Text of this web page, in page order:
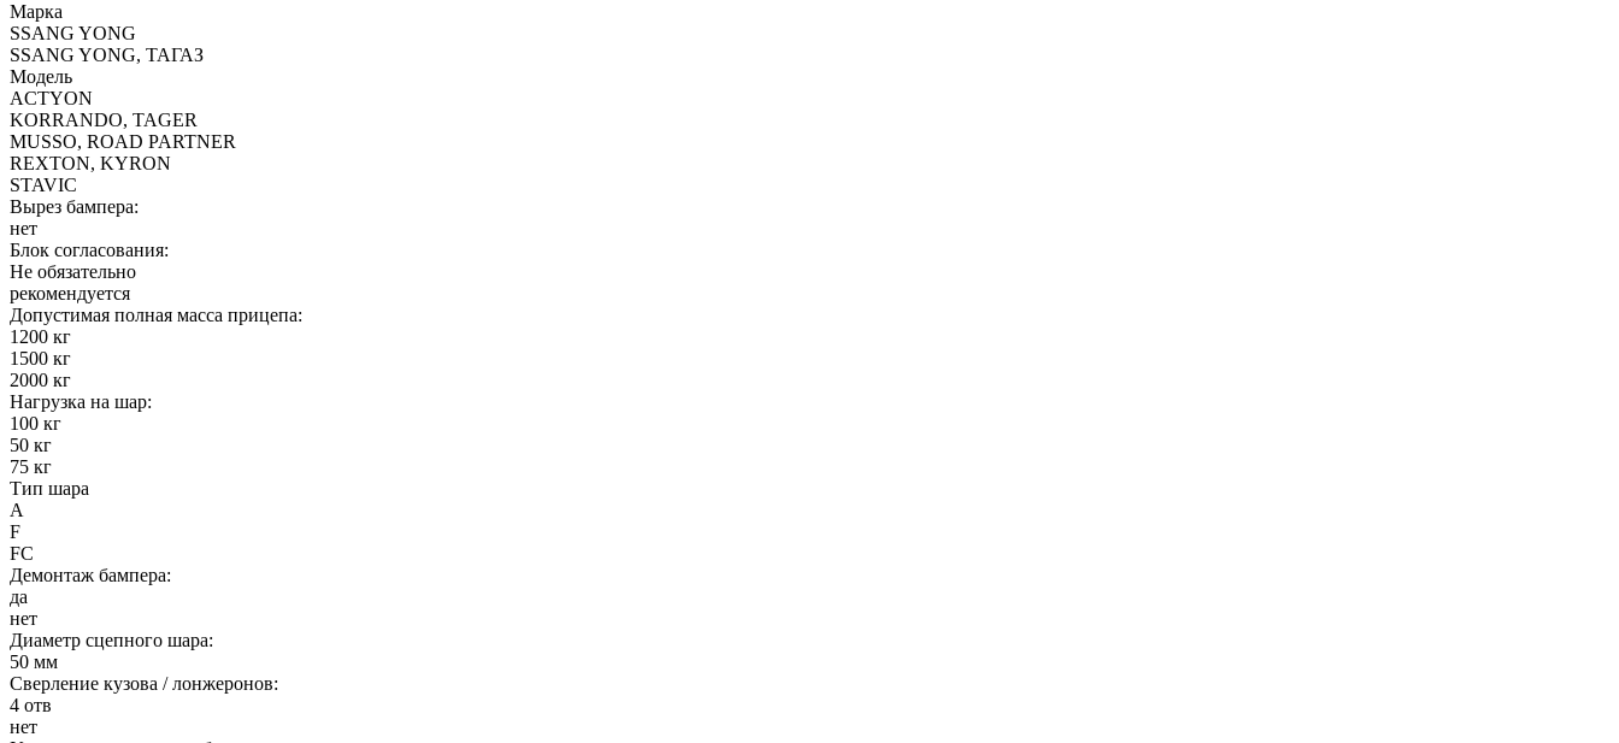
Марка
SSANG YONG
SSANG YONG, ТАГАЗ
Модель
ACTYON
KORRANDO, TAGER
MUSSO, ROAD PARTNER
REXTON, KYRON
STAVIC
Вырез бампера:
нет
Блок согласования:
Не обязательно
рекомендуется
Допустимая полная масса прицепа:
1200 кг
1500 кг
2000 кг
Нагрузка на шар:
100 кг
50 кг
75 кг
Тип шара
A
F
FC
Демонтаж бампера:
да
нет
Диаметр сцепного шара:
50 мм
Сверление кузова / лонжеронов:
4 отв
нет